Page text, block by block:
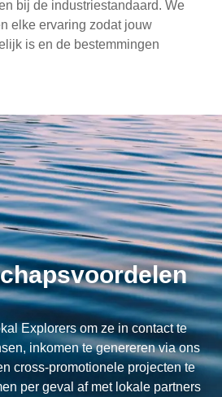
bij de industriestandaard. We
elke ervaring zodat jouw
is en de bestemmingen
Explorers om ze in contact te
inkomen te genereren via ons
cross-promotionele projecten te
per geval af met lokale partners